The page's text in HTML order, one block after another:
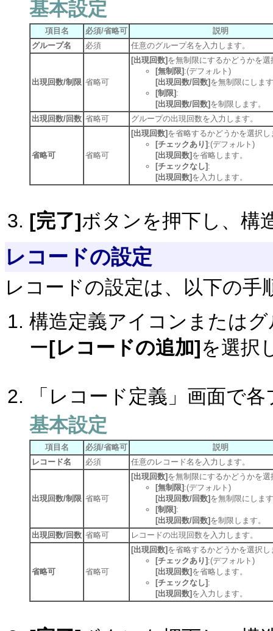
基本設定
項目名 必須/省略可
説明
グループ名
必須 任意のグループ名を入力します。
出現回数/制限 省略可
[出現回数] を無制限にするかどうかを選
[無制限] :(デフォルト)
[出現回数/回数] を無制限にしま
[制限] :
[出現回数/回数] を制限します。
出現回数/回数 省略可 グループの出現回数を入力します。
省略可 省略可
[出現回数] を省略するかどうかを選択し
[チェックあり] :(デフォルト)
[出現回数] を省略します。
[チェックなし] :
[出現回数] を入力します。
[完了]ボタンを押下し、構
レコードの設定
レコードの設定は、以下の手
構造定義アイコンまたは
ー[レコードの追加]を選択
「レコード定義」画面で
基本設定
項目名 必須/省略可
説明
レコード名
必須 任意のレコード名を入力します。
出現回数/制限 省略可
[出現回数] を無制限にするかどうかを選
[無制限] :(デフォルト)
[出現回数/回数] を無制限にしま
[制限] :
[出現回数/回数] を制限します。
出現回数/回数 省略可 レコードの出現回数を入力します。
省略可 省略可
[出現回数] を省略するかどうかを選択し
[チェックあり] :(デフォルト)
[出現回数] を省略します。
[チェックなし] :
[出現回数] を入力します。